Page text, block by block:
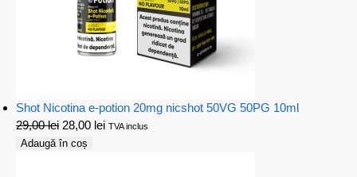
Shot Nicotina e-potion 20mg nicshot 50VG 50PG 10ml
29,00lei 28,00 lei TVA inclus
Adaugă în coș